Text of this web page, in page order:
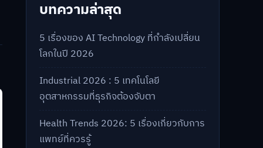
บทความล่าสุด
5 เรื่องของ AI Technology ที่กำลังเปลี่ยน
โลกในปี 2026
Industrial 2026 : 5 เทคโนโลยี
อุตสาหกรรมที่ธุรกิจต้องจับตา
Health Trends 2026: 5 เรื่องเกี่ยวกับการ
แพทย์ที่ควรรู้